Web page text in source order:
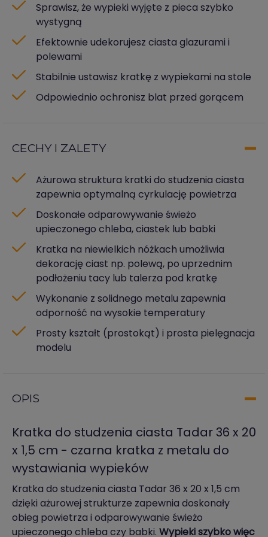
Sprawisz, że wypieki wyjęte z pieca szybko
wystygną
Efektownie udekorujesz ciasta glazurami i
polewami
Stabilnie ustawisz kratkę z wypiekami na stole
Odpowiednio ochronisz blat przed gorącem
CECHY I ZALETY
Ażurowa struktura kratki do studzenia ciasta
zapewnia optymalną cyrkulację powietrza
Doskonałe odparowywanie świeżo
upieczonego chleba, ciastek lub babki
Kratka na niewielkich nóżkach umożliwia
dekorację ciast np. polewą, po uprzednim
podłożeniu tacy lub talerza pod kratkę
Wykonanie z solidnego metalu zapewnia
odporność na wysokie temperatury
Prosty kształt (prostokąt) i prosta pielęgnacja
modelu
OPIS
Kratka do studzenia ciasta Tadar 36 x 20
x 1,5 cm - czarna kratka z metalu do
wystawiania wypieków
Kratka do studzenia ciasta Tadar 36 x 20 x 1,5 cm
dzięki ażurowej strukturze zapewnia doskonały
obieg powietrza i odparowywanie świeżo
upieczonego chleba czy babki. Wypieki szybko więc